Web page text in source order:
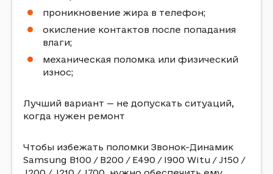
проникновение жира в телефон;
окисление контактов после попадания
влаги;
механическая поломка или физический
износ;
Лучший вариант — не допускать ситуаций,
когда нужен ремонт
Чтобы избежать поломки Звонок-Динамик
Samsung B100 / B200 / E490 / I900 Witu / J150 /